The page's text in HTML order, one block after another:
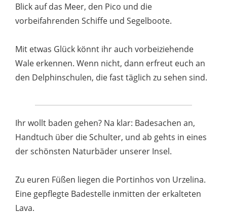
Blick auf das Meer, den Pico und die
vorbeifahrenden Schiffe und Segelboote.
Mit etwas Glück könnt ihr auch vorbeiziehende
Wale erkennen. Wenn nicht, dann erfreut euch an
den Delphinschulen, die fast täglich zu sehen sind.
Ihr wollt baden gehen? Na klar: Badesachen an,
Handtuch über die Schulter, und ab gehts in eines
der schönsten Naturbäder unserer Insel.
Zu euren Füßen liegen die Portinhos von Urzelina.
Eine gepflegte Badestelle inmitten der erkalteten
Lava.